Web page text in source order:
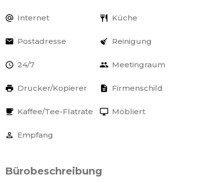
Internet Küche
Postadresse Reinigung
24/7 Meetingraum
Drucker/Kopierer Firmenschild
Kaffee/Tee-Flatrate Möbliert
Empfang
Bürobeschreibung